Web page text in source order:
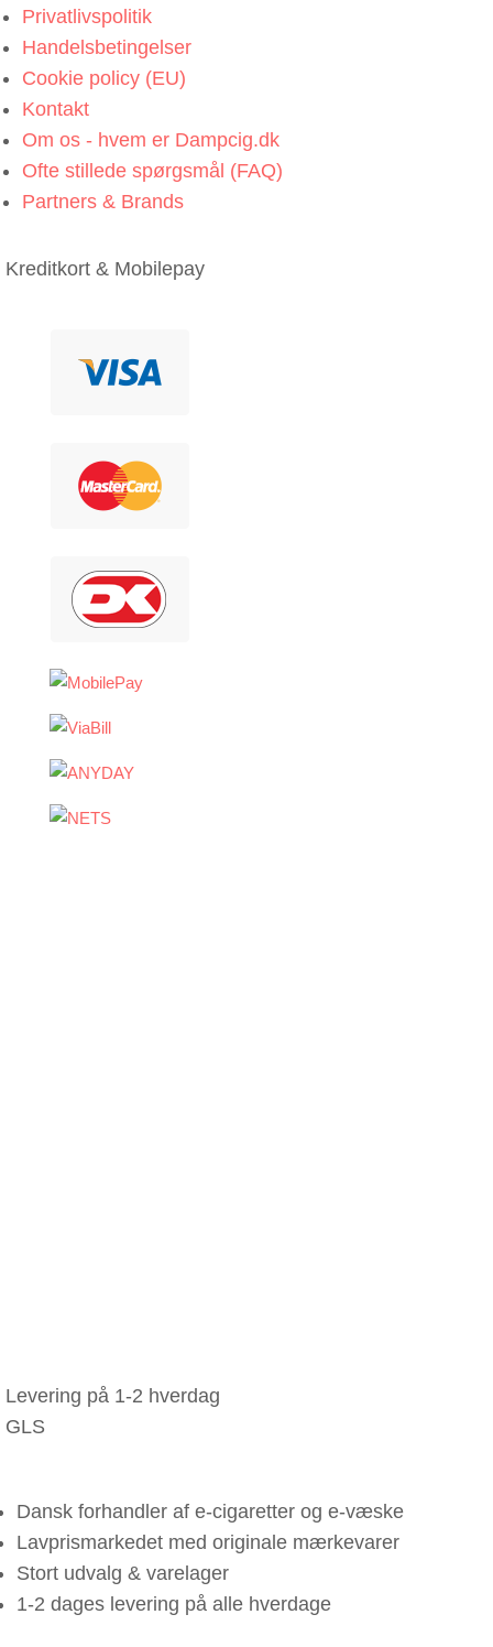
Privatlivspolitik
Handelsbetingelser
Cookie policy (EU)
Kontakt
Om os - hvem er Dampcig.dk
Ofte stillede spørgsmål (FAQ)
Partners & Brands
Kreditkort & Mobilepay
Levering på 1-2 hverdag
GLS
Dansk forhandler af e-cigaretter og e-væske
Lavprismarkedet med originale mærkevarer
Stort udvalg & varelager
1-2 dages levering på alle hverdage